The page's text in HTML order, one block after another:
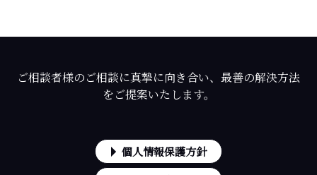
ご相談者様のご相談に真摯に向き合い、最善の解決方法
をご提案いたします。
個人情報保護方針